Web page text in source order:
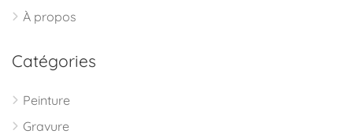
À propos
Catégories
Peinture
Gravure